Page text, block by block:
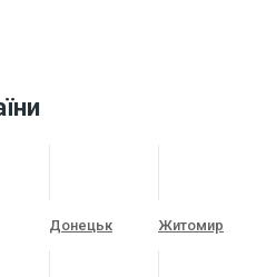
Донецьк Житомир